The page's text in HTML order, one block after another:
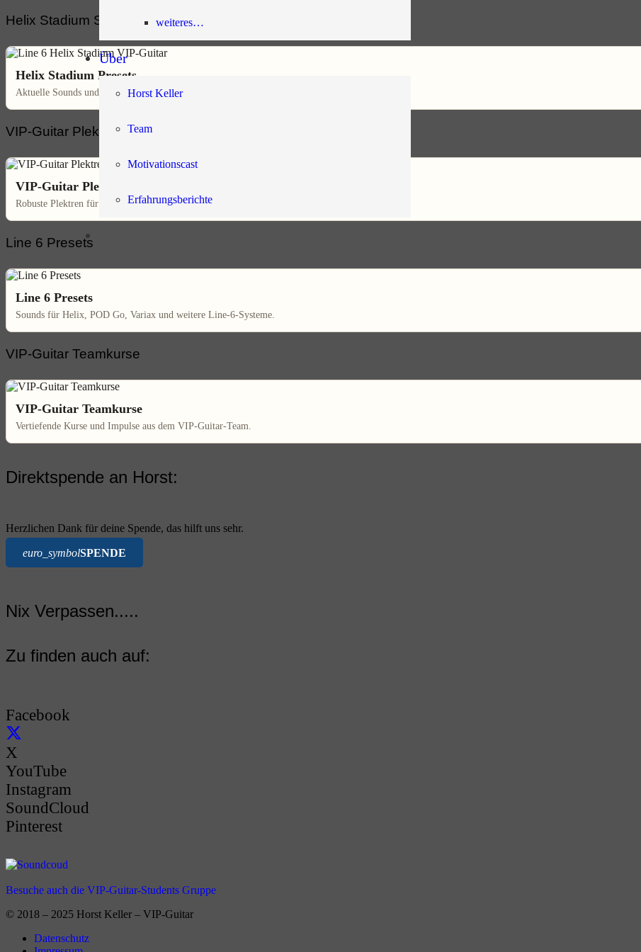
weiteres…
Über
Horst Keller
Team
Motivationscast
Erfahrungsberichte
Helix Stadium Sounds
Helix Stadium Presets
Aktuelle Sounds und Praxis-Impulse für Line 6 Helix Stadium.
VIP-Guitar Plektren
VIP-Guitar Plektren
Robuste Plektren für präzisen Anschlag und kontrollierte Dynamik.
Line 6 Presets
Line 6 Presets
Sounds für Helix, POD Go, Variax und weitere Line-6-Systeme.
VIP-Guitar Teamkurse
VIP-Guitar Teamkurse
Vertiefende Kurse und Impulse aus dem VIP-Guitar-Team.
Direktspende an Horst:
Herzlichen Dank für deine Spende, das hilft uns sehr.
euro_symbolSPENDE
Nix Verpassen.....
Zu finden auch auf:
Facebook
X
YouTube
Instagram
SoundCloud
Pinterest
Besuche auch die VIP-Guitar-Students Gruppe
© 2018 – 2025 Horst Keller – VIP-Guitar
Datenschutz